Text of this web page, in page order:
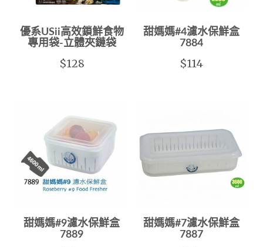
優系USii高效鎖鮮食物
專用袋-立體夾鏈袋
$128
甜媽媽#4濾水保鮮盒
7884
$114
甜媽媽#9濾水保鮮盒
7889
甜媽媽#7濾水保鮮盒
7887